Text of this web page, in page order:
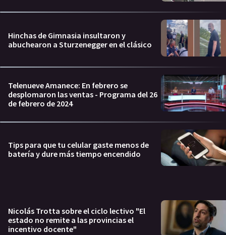
Hinchas de Gimnasia insultaron y
abuchearon a Sturzenegger en el clásico
Telenueve Amanece: En febrero se
desplomaron las ventas - Programa del 26
de febrero de 2024
Tips para que tu celular gaste menos de
batería y dure más tiempo encendido
Nicolás Trotta sobre el ciclo lectivo "El
estado no remite a las provincias el
incentivo docente"